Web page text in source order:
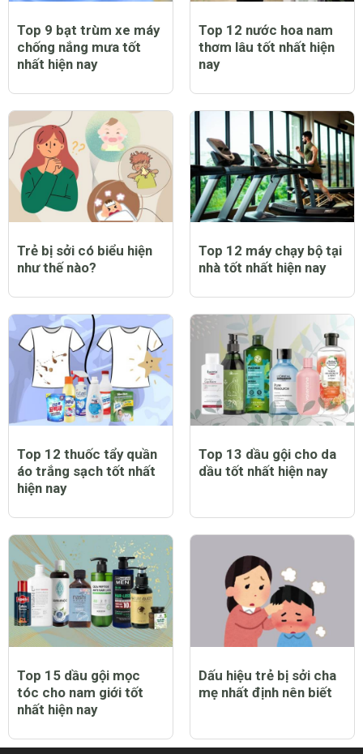
Top 9 bạt trùm xe máy
chống nắng mưa tốt
nhất hiện nay
Top 12 nước hoa nam
thơm lâu tốt nhất hiện
nay
Trẻ bị sởi có biểu hiện
như thế nào?
Top 12 máy chạy bộ tại
nhà tốt nhất hiện nay
Top 12 thuốc tẩy quần
áo trắng sạch tốt nhất
hiện nay
Top 13 dầu gội cho da
dầu tốt nhất hiện nay
Top 15 dầu gội mọc
tóc cho nam giới tốt
nhất hiện nay
Dấu hiệu trẻ bị sởi cha
mẹ nhất định nên biết